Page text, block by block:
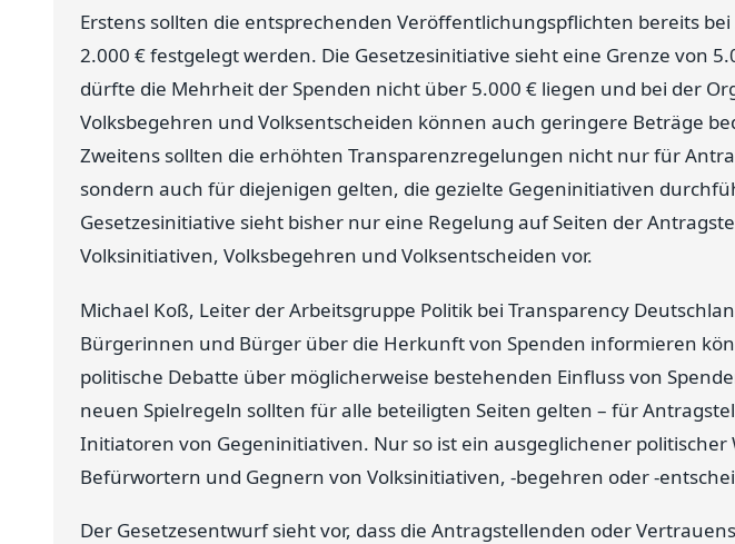
Erstens sollten die entsprechenden Veröffentlichungspflichten bereits
2.000 € festgelegt werden. Die Gesetzesinitiative sieht eine Grenze von
dürfte die Mehrheit der Spenden nicht über 5.000 € liegen und bei der
Volksbegehren und Volksentscheiden können auch geringere Beträge
Zweitens sollten die erhöhten Transparenzregelungen nicht nur für
sondern auch für diejenigen gelten, die gezielte Gegeninitiativen
Gesetzesinitiative sieht bisher nur eine Regelung auf Seiten der
Volksinitiativen, Volksbegehren und Volksentscheiden vor.
Michael Koß, Leiter der Arbeitsgruppe Politik bei Transparency
Bürgerinnen und Bürger über die Herkunft von Spenden informieren
politische Debatte über möglicherweise bestehenden Einfluss von
neuen Spielregeln sollten für alle beteiligten Seiten gelten – für
Initiatoren von Gegeninitiativen. Nur so ist ein ausgeglichener politischer
Befürwortern und Gegnern von Volksinitiativen, -begehren oder -
Der Gesetzesentwurf sieht vor, dass die Antragstellenden oder